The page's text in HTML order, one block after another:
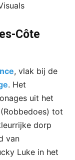
Côte
, vlak bij de
. Het
uit het
tot
dorp
van
Luke in het